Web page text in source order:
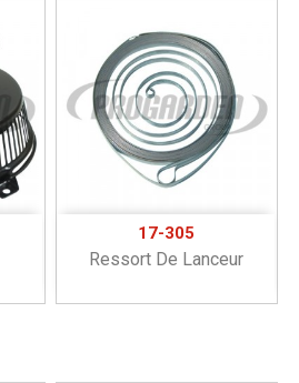
17-305
Ressort De Lanceur